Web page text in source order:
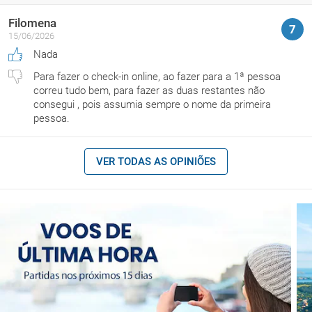
Filomena
15/06/2026 7
Nada
Para fazer o check-in online, ao fazer para a 1ª pessoa
correu tudo bem, para fazer as duas restantes não
consegui , pois assumia sempre o nome da primeira
pessoa.
VER TODAS AS OPINIÕES